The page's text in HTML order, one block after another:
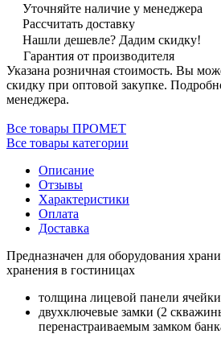
Уточняйте наличие у менеджера
Рассчитать доставку
Нашли дешевле? Дадим скидку!
Гарантия от производителя
Указана розничная стоимость. Вы
скидку при оптовой закупке.
менеджера.
Все товары ПРОМЕТ
Все товары категории
Описание
Отзывы
Характеристики
Оплата
Доставка
Предназначен для оборудования
хранения в гостиницах
толщина лицевой панели
двухключевые замки (2
перенастраиваемым замком